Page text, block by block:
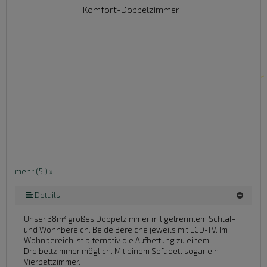
mehr (5 ) »
mehr (5 ) »
Komfort-Doppelzimmer
Details
Unser 38m² großes Doppelzimmer mit getrenntem Schlaf-
und Wohnbereich. Beide Bereiche jeweils mit LCD-TV. Im
Wohnbereich ist alternativ die Aufbettung zu einem
Dreibettzimmer möglich. Mit einem Sofabett sogar ein
Vierbettzimmer.